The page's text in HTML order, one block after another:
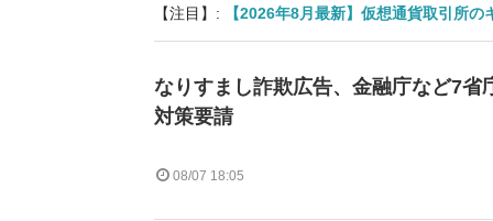
【注目】: 【2026年8月最新】仮想通貨取引所
なりすまし詐欺広告、金融庁など7省
対策要請
08/07 18:05